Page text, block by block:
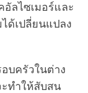
อัลไซเมอร์และ
ด้เปลี่ยนแปลง
บครัวในต่าง
ะทำให้สับสน